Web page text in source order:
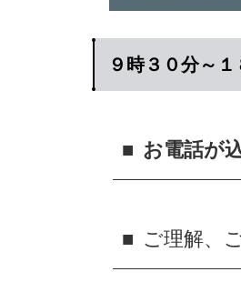
９時３０分～
お電話が
ご理解、